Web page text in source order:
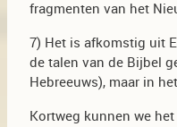
fragmenten van het
7) Het is afkomstig uit
de talen van de Bijbel
Hebreeuws), maar in
Kortweg kunnen we